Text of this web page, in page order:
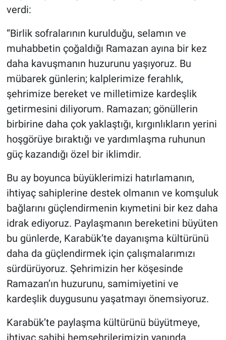
verdi:
“Birlik sofralarının kurulduğu, selamın ve
muhabbetin çoğaldığı Ramazan ayına bir kez
daha kavuşmanın huzurunu yaşıyoruz. Bu
mübarek günlerin; kalplerimize ferahlık,
şehrimize bereket ve milletimize kardeşlik
getirmesini diliyorum. Ramazan; gönüllerin
birbirine daha çok yaklaştığı, kırgınlıkların yerini
hoşgörüye bıraktığı ve yardımlaşma ruhunun
güç kazandığı özel bir iklimdir.
Bu ay boyunca büyüklerimizi hatırlamanın,
ihtiyaç sahiplerine destek olmanın ve komşuluk
bağlarını güçlendirmenin kıymetini bir kez daha
idrak ediyoruz. Paylaşmanın bereketini büyüten
bu günlerde, Karabük’te dayanışma kültürünü
daha da güçlendirmek için çalışmalarımızı
sürdürüyoruz. Şehrimizin her köşesinde
Ramazan’ın huzurunu, samimiyetini ve
kardeşlik duygusunu yaşatmayı önemsiyoruz.
Karabük’te paylaşma kültürünü büyütmeye,
ihtiyaç sahibi hemşehrilerimizin yanında